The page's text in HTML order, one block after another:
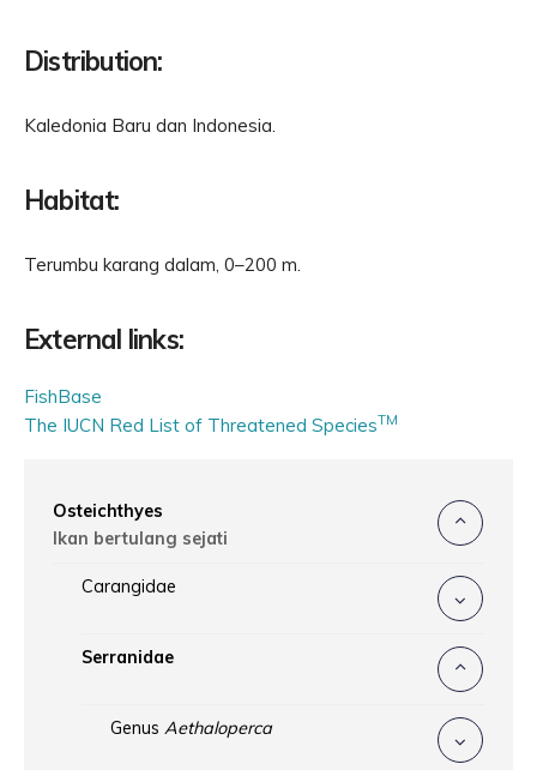
Distribution:
Kaledonia Baru dan Indonesia.
Habitat:
Terumbu karang dalam, 0–200 m.
External links:
FishBase
The IUCN Red List of Threatened SpeciesTM
Osteichthyes
Ikan bertulang sejati
Carangidae
Serranidae
Genus Aethaloperca